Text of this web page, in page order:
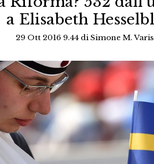
a Elisabeth
29 Ott 2016 9.44 diSimone M.